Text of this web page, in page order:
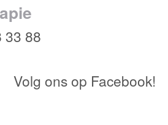
88
Volg ons op Facebook!